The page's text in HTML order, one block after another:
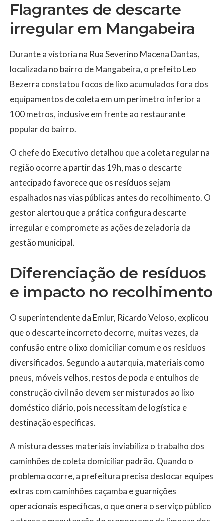
Flagrantes de descarte
irregular em Mangabeira
Durante a vistoria na Rua Severino Macena Dantas,
localizada no bairro de Mangabeira, o prefeito Leo
Bezerra constatou focos de lixo acumulados fora dos
equipamentos de coleta em um perímetro inferior a
100 metros, inclusive em frente ao restaurante
popular do bairro.
O chefe do Executivo detalhou que a coleta regular na
região ocorre a partir das 19h, mas o descarte
antecipado favorece que os resíduos sejam
espalhados nas vias públicas antes do recolhimento. O
gestor alertou que a prática configura descarte
irregular e compromete as ações de zeladoria da
gestão municipal.
Diferenciação de resíduos
e impacto no recolhimento
O superintendente da Emlur, Ricardo Veloso, explicou
que o descarte incorreto decorre, muitas vezes, da
confusão entre o lixo domiciliar comum e os resíduos
diversificados. Segundo a autarquia, materiais como
pneus, móveis velhos, restos de poda e entulhos de
construção civil não devem ser misturados ao lixo
doméstico diário, pois necessitam de logística e
destinação específicas.
A mistura desses materiais inviabiliza o trabalho dos
caminhões de coleta domiciliar padrão. Quando o
problema ocorre, a prefeitura precisa deslocar equipes
extras com caminhões caçamba e guarnições
operacionais específicas, o que onera o serviço público